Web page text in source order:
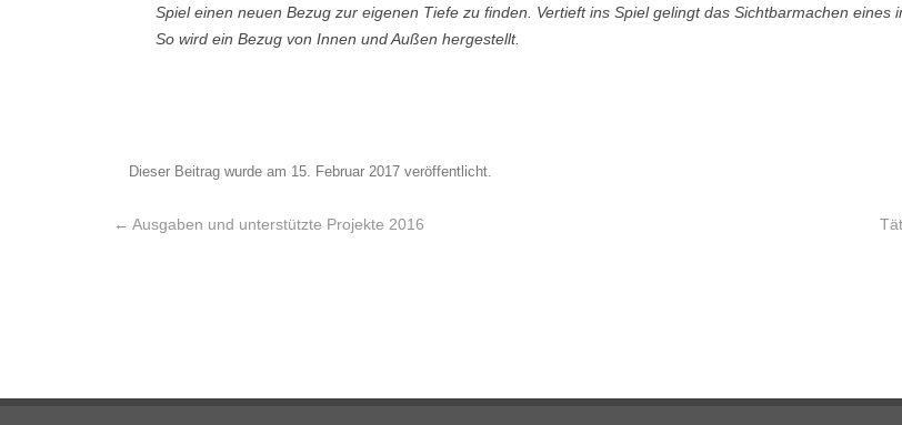
Spiel einen neuen Bezug zur eigenen Tiefe zu finden. Vertieft ins Spiel gelingt das Sichtbarmachen eines
So wird ein Bezug von Innen und Außen hergestellt.
Dieser Beitrag wurde am 15. Februar 2017 veröffentlicht.
Beitrags-Navigation
← Ausgaben und unterstützte Projekte 2016